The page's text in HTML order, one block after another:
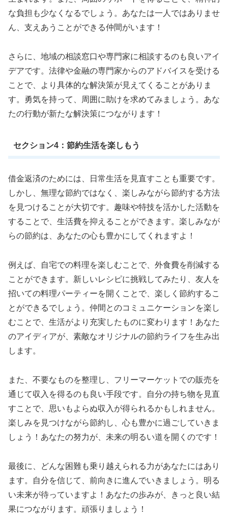
な負担も少なくなるでしょう。あなたは一人ではありませ
ん、支えあうことができる仲間がいます！
さらに、地域の相談窓口や専門家に相談するのも良いアイ
デアです。法律や金融の専門家からのアドバイスを受ける
ことで、より具体的な解決策が見えてくることがありま
す。勇気を持って、周囲に助けを求めてみましょう。あな
たの行動が新たな解決策につながります！
セクション4：節約生活を楽しもう
借金返済のためには、日常生活を見直すことも重要です。
しかし、無理な節約ではなく、楽しみながら節約する方法
を見つけることが大切です。趣味や特技を活かした活動を
することで、生活費を抑えることができます。楽しみなが
らの節約は、あなたの心も豊かにしてくれますよ！
例えば、自宅での料理を楽しむことで、外食費を削減する
ことができます。新しいレシピに挑戦してみたり、友人を
招いての料理パーティーを開くことで、楽しく節約するこ
とができるでしょう。仲間とのコミュニケーションを楽し
むことで、生活がより充実したものに変わります！あなた
のアイディアが、素敵なオリジナルの節約ライフを生み出
します。
また、不要なものを整理し、フリーマーケットでの販売を
通じて収入を得るのも良い手段です。自分の持ち物を見直
すことで、思いもよらぬ収入が得られるかもしれません。
楽しみを見つけながら節約し、心も豊かに過ごしていきま
しょう！あなたの努力が、未来の明るい道を開くのです！
最後に、どんな困難も乗り越えられる力があなたにはあり
ます。自分を信じて、前向きに進んでいきましょう。明る
い未来が待っていますよ！あなたの歩みが、きっと良い結
果につながります。頑張りましょう！